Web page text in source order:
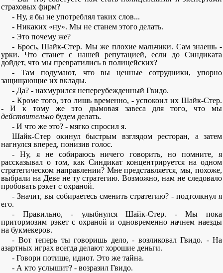
страховых фирм?
- Ну, я бы не употреблял таких слов...
- Никаких «ну». Мы не станем этого делать.
- Это почему же?
- Брось, Шайк-Стер. Мы же плохие мальчики. Сам знаешь -
урки. Что станет с нашей репутацией, если до Синдиката
дойдет, что мы превратились в полицейских?
- Там подумают, что вы ценные сотрудники, упорно
защищающие их вклады.
- Да? - нахмурился непереубежденный Гвидо.
- Кроме того, это лишь временно, - успокоил их Шайк-Стер.
- И к тому же это дымовая завеса для того, что мы
действительно будем делать.
- И что же это? - мягко спросил я.
Шайк-Стер окинул быстрым взглядом ресторан, а затем
нагнулся вперед, понизив голос.
- Ну, я не собираюсь ничего говорить, но помните, я
рассказывал о том, как Синдикат концентрируется на одном
стратегическом направлении? Мне представляется, мы, похоже,
выбрали на Деве не ту стратегию. Возможно, нам не следовало
пробовать рэкет с охраной.
- Значит, вы собираетесь сменить стратегию? - подтолкнул я
его.
- Правильно, - улыбнулся Шайк-Стер. - Мы пока
притормозим рэкет с охраной и одновременно начнем наезды
на букмекеров.
- Вот теперь ты говоришь дело, - возликовал Гвидо. - На
азартных играх всегда делают хорошие деньги.
- Говори потише, идиот. Это же тайна.
- А кто услышит? - возразил Гвидо.